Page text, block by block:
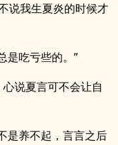
说我生夏炎的时候才
是吃亏些的。”
说夏言可不会让自
是养不起，言言之后